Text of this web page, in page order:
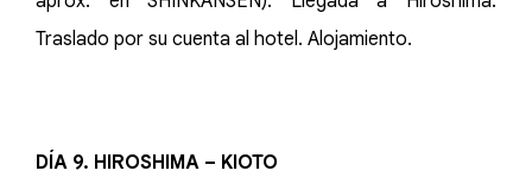
Traslado por su cuenta al hotel. Alojamiento.
DÍA 9. HIROSHIMA – KIOTO